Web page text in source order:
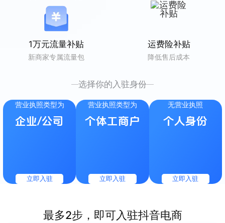
1万元流量补贴
新商家专属流量包
运费险补贴
降低售后成本
选择你的入驻身份
营业执照类型为
企业/公司
立即入驻
营业执照类型为
个体工商户
立即入驻
无营业执照
个人身份
立即入驻
最多2步，即可入驻抖音电商